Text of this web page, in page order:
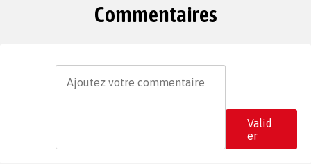
Commentaires
Valid
er